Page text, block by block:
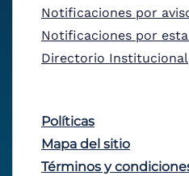
Notificaciones por
Notificaciones por
Directorio Institucional
Políticas
Mapa del sitio
Términos y